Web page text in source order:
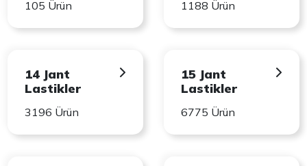
105 Ürün 1188 Ürün
14 Jant
Lastikler
3196 Ürün
15 Jant
Lastikler
6775 Ürün